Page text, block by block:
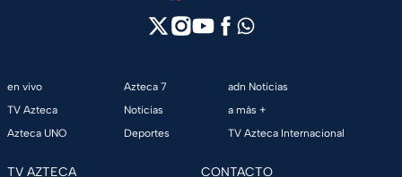
en vivo
TV Azteca
Azteca UNO
Azteca 7
Noticias
Deportes
adn Noticias
a más +
TV Azteca Internacional
TV AZTECA CONTACTO